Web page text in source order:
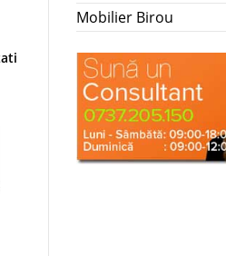
Mobilier Birou